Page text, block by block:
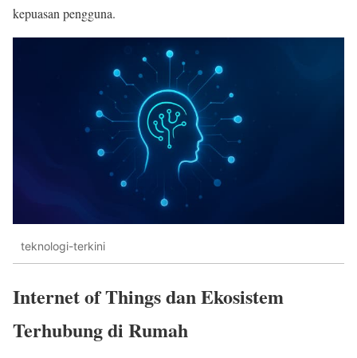
kepuasan pengguna.
teknologi-terkini
Internet of Things dan Ekosistem
Terhubung di Rumah